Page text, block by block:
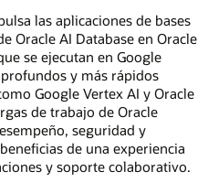
las aplicaciones de bases
Oracle AI Database en Oracle
se ejecutan en Google
y más rápidos
Google Vertex AI y Oracle
de trabajo de Oracle
seguridad y
de una experiencia
y soporte colaborativo.